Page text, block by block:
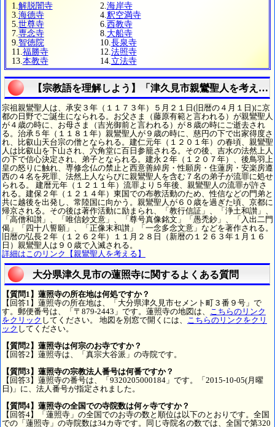
1. 解脱闇寺 2. 海岸寺
3. 海德寺 4. 釈空満寺
5. 世尊寺 6. 西教寺
7. 専念寺 8. 大船寺
9. 智徳院 10. 長泉寺
11. 福勝寺 12. 法照寺
13. 本教寺 14. 立法寺
【宗教語を理解しよう】「津久見市親鸞聖人を考える
宗祖親鸞聖人は、承安３年（１１７３年）５月２１日(旧暦の４月１日)に京
都の日野でご誕生になられる。お父さま（藤原有範と言われる）が親鸞聖人
が４歳の時に、お母さま（吉光御前と言われる）が８歳の時にご逝去され
る。治承５年（１１８１年）親鸞聖人が９歳の時に、慈円の下で出家得度さ
れ、比叡山天台宗の僧となられる。建仁元年（１２０１年）の春頃、親鸞聖
人は比叡山を下山され、六角堂に百日参籠される。その後、吉水の法然上人
の下で信心決定され、弟子となられる。建永２年（１２０７年）、後鳥羽上
皇の怒りに触れ、専修念仏の禁止と西意善綽房・性願房・住蓮房・安楽房遵
西の４名を死罪、法然上人ならびに親鸞聖人を含む７名の弟子が流罪に処せ
られる。 建暦元年（１２１１年）流罪より５年後、親鸞聖人の流罪が許さ
れる。建保２年（１２１４年）東国での布教活動のため、性信などの門弟と
共に越後を出発し、常陸国に向かう。親鸞聖人が６０歳を過ぎた頃、京都に
帰京される。その後は著作活動に励まられ、「教行信証」、「浄土和讃」、
「高僧和讃」、「唯信鈔文意」、「尊号真像銘文」「愚禿鈔」、「入出二門
偈」「四十八誓願」、「正像末和讃」「一念多念文意」などを著作される。
旧暦の弘長２年（１２６２年）１１月２８日（新暦の１２６３年１月１６
日）親鸞聖人は９０歳で入滅される。
詳細はこのリンク【親鸞聖人を考える】
大分県津久見市の蓮照寺に関するよくある質問
【質問1】蓮照寺の所在地は何処ですか？
【回答1】蓮照寺の所在地は、「大分県津久見市セメント町３番９号」で
す。郵便番号は、「〒879-2443」です。蓮照寺の地図は、 こちらのリンク
をクリック してください。 地図を別窓で開くには、 こちらのリンクをクリ
ック してください。
【質問2】蓮照寺は何宗のお寺ですか？
【回答2】蓮照寺は、「真宗大谷派」の寺院です。
【質問3】蓮照寺の宗教法人番号は何番ですか？
【回答3】蓮照寺の番号は、「9320205000184」です。「2015-10-05(月曜
日)」に、法人番号が指定されました。
【質問4】蓮照寺の全国での寺院数は何ヶ寺ですか？
【回答4】「蓮照寺」の全国でのお寺の数と順位は以下のとおりです。全国
での「蓮照寺」の寺院数は34カ寺です。同じ寺院名の数では、全国で第320